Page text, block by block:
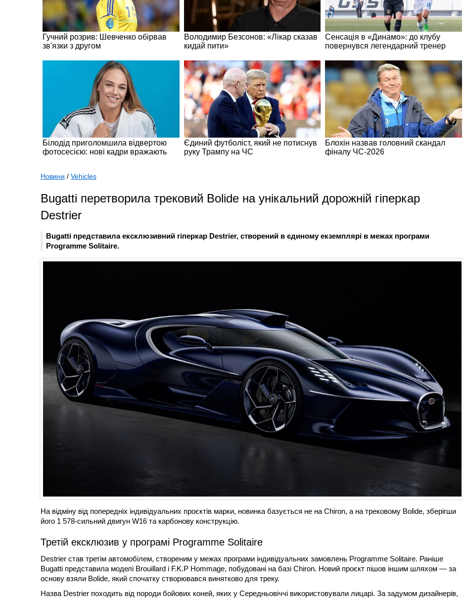
Новини / Vehicles
Bugatti перетворила трековий Bolide на унікальний дорожній гіперкар
Destrier
Bugatti представила ексклюзивний гіперкар Destrier, створений в єдиному екземплярі в межах програми
Programme Solitaire.
На відміну від попередніх індивідуальних проєктів марки, новинка базується не на Chiron, а на трековому Bolide, зберігши
його 1 578-сильний двигун W16 та карбонову конструкцію.
Третій ексклюзив у програмі Programme Solitaire
Destrier став третім автомобілем, створеним у межах програми індивідуальних замовлень Programme Solitaire. Раніше
Bugatti представила моделі Brouillard і F.K.P Hommage, побудовані на базі Chiron. Новий проєкт пішов іншим шляхом — за
основу взяли Bolide, який спочатку створювався винятково для треку.
Назва Destrier походить від породи бойових коней, яких у Середньовіччі використовували лицарі. За задумом дизайнерів,